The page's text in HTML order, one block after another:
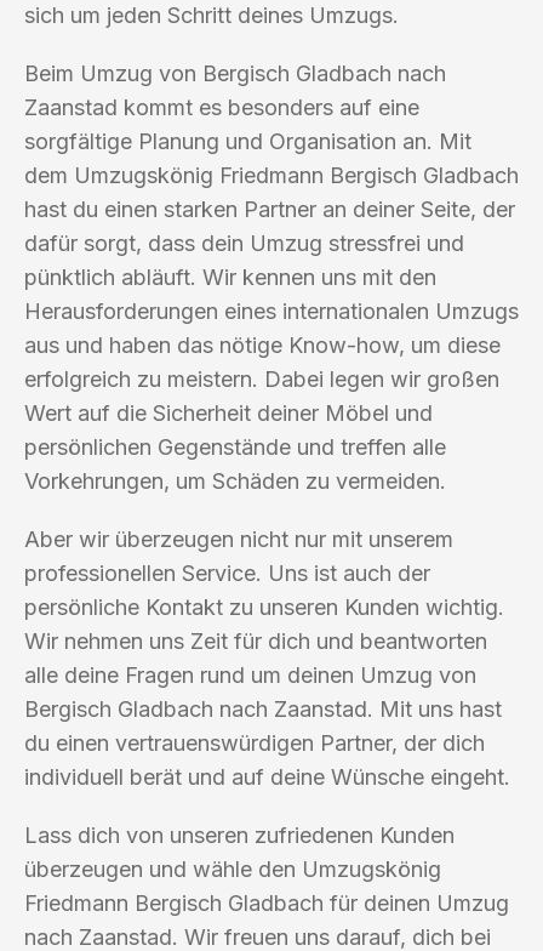
sich um jeden Schritt deines Umzugs.
Beim Umzug von Bergisch Gladbach nach
Zaanstad kommt es besonders auf eine
sorgfältige Planung und Organisation an. Mit
dem Umzugskönig Friedmann Bergisch Gladbach
hast du einen starken Partner an deiner Seite, der
dafür sorgt, dass dein Umzug stressfrei und
pünktlich abläuft. Wir kennen uns mit den
Herausforderungen eines internationalen Umzugs
aus und haben das nötige Know-how, um diese
erfolgreich zu meistern. Dabei legen wir großen
Wert auf die Sicherheit deiner Möbel und
persönlichen Gegenstände und treffen alle
Vorkehrungen, um Schäden zu vermeiden.
Aber wir überzeugen nicht nur mit unserem
professionellen Service. Uns ist auch der
persönliche Kontakt zu unseren Kunden wichtig.
Wir nehmen uns Zeit für dich und beantworten
alle deine Fragen rund um deinen Umzug von
Bergisch Gladbach nach Zaanstad. Mit uns hast
du einen vertrauenswürdigen Partner, der dich
individuell berät und auf deine Wünsche eingeht.
Lass dich von unseren zufriedenen Kunden
überzeugen und wähle den Umzugskönig
Friedmann Bergisch Gladbach für deinen Umzug
nach Zaanstad. Wir freuen uns darauf, dich bei